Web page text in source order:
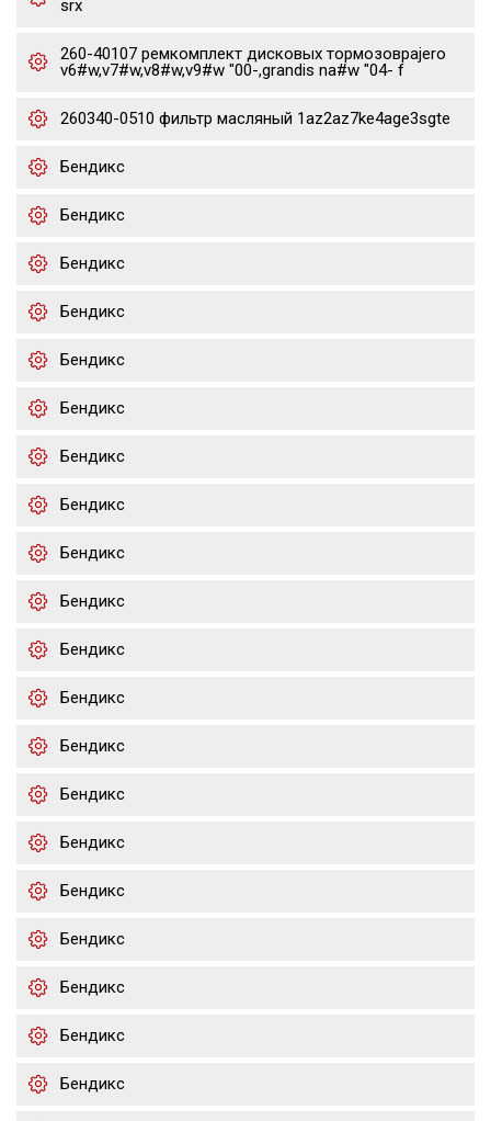
srx
260-40107 ремкомплект дисковых тормозовpajero
v6#w,v7#w,v8#w,v9#w "00-,grandis na#w "04- f
260340-0510 фильтр масляный 1az2az7ke4age3sgte
Бендикс
Бендикс
Бендикс
Бендикс
Бендикс
Бендикс
Бендикс
Бендикс
Бендикс
Бендикс
Бендикс
Бендикс
Бендикс
Бендикс
Бендикс
Бендикс
Бендикс
Бендикс
Бендикс
Бендикс